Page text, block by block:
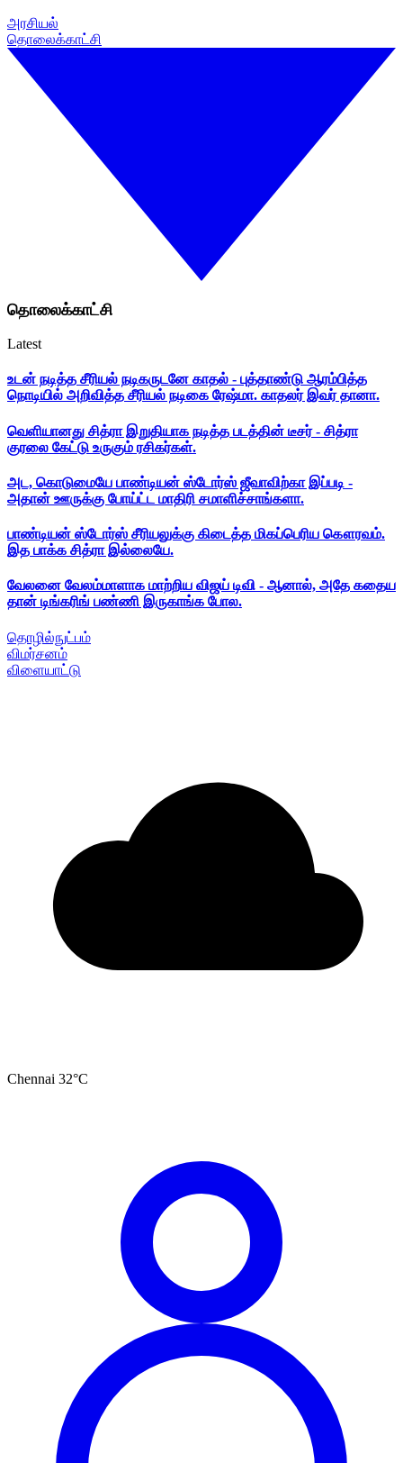
அரசியல்
தொலைக்காட்சி
தொலைக்காட்சி
Latest
உடன் நடித்த சீரியல் நடிகருடனே காதல் - புத்தாண்டு ஆரம்பித்த
நொடியில் அறிவித்த சீரியல் நடிகை ரேஷ்மா. காதலர் இவர் தானா.
வெளியானது சித்ரா இறுதியாக நடித்த படத்தின் டீசர் - சித்ரா
குரலை கேட்டு உருகும் ரசிகர்கள்.
அட, கொடுமையே பாண்டியன் ஸ்டோர்ஸ் ஜீவாவிற்கா இப்படி -
அதான் ஊருக்கு போய்ட்ட மாதிரி சமாளிச்சாங்களா.
பாண்டியன் ஸ்டோர்ஸ் சீரியலுக்கு கிடைத்த மிகப்பெரிய கௌரவம்.
இத பாக்க சித்ரா இல்லையே.
வேலனை வேலம்மாளாக மாற்றிய விஜய் டிவி - ஆனால், அதே கதைய
தான் டிங்கரிங் பண்ணி இருகாங்க போல.
தொழில்நுட்பம்
விமர்சனம்
விளையாட்டு
Chennai 32°C